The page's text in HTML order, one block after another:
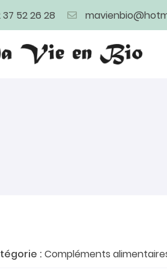
37 52 26 28
: Compléments